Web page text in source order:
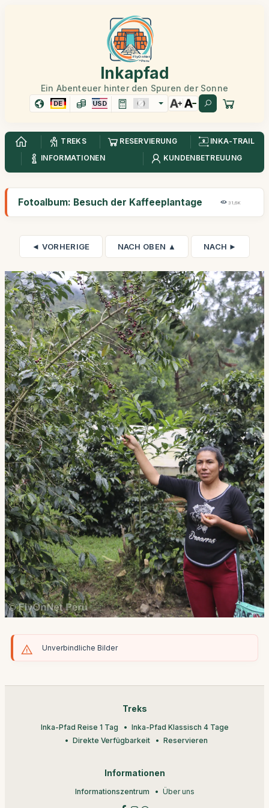
Inkapfad
Ein Abenteuer hinter den Spuren der Sonne
DE USD
TREKS RESERVIERUNG
INKA-TRAIL
INFORMATIONEN
KUNDENBETREUUNG
Fotoalbum: Besuch der Kaffeeplantage 31,6K
◄ VORHERIGE NACH OBEN ▲ NACH ►
Unverbindliche Bilder
Treks
Inka-Pfad Reise 1 Tag
Inka-Pfad Klassisch 4 Tage
Direkte Verfügbarkeit
Reservieren
Informationen
Informationszentrum Über uns